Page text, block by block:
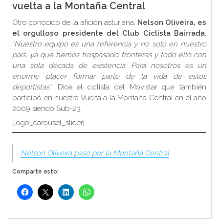
vuelta a la Montaña Central
Otro conocido de la afición asturiana, Nelson Oliveira, es
el orgulloso presidente del Club Ciclista Bairrada;
“Nuestro equipo es una referencia y no solo en nuestro
país, ya que hemos traspasado fronteras y todo ello con
una sola década de existencia. Para nosotros es un
enorme placer formar parte de la vida de estos
deportistas”. Dice el ciclista del Movistar que también
participó en nuestra Vuelta a la Montaña Central en el año
2009 siendo Sub-23.
[logo_carousel_slider]
Nelson Oliveira pasó por la Montaña Central
Comparte esto: